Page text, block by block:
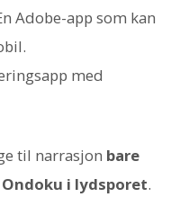
Adobe-app som kan
med
til narrasjon bare
i lydsporet.